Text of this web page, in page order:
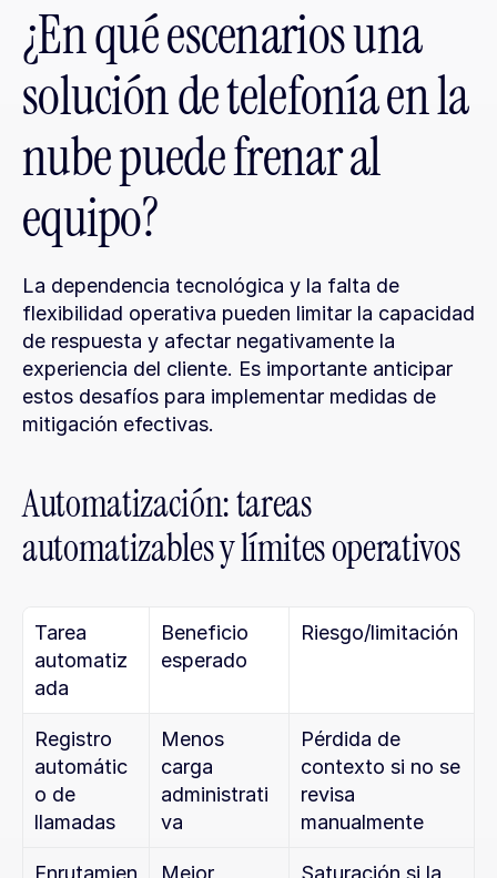
¿En qué escenarios una
solución de telefonía en la
nube puede frenar al
equipo?
La dependencia tecnológica y la falta de
flexibilidad operativa pueden limitar la capacidad
de respuesta y afectar negativamente la
experiencia del cliente. Es importante anticipar
estos desafíos para implementar medidas de
mitigación efectivas.
Automatización: tareas
automatizables y límites operativos
Tarea
automatiz
ada
Beneficio
esperado
Riesgo/limitación
Registro
automátic
o de
llamadas
Menos
carga
administrati
va
Pérdida de
contexto si no se
revisa
manualmente
Enrutamien Mejor Saturación si la